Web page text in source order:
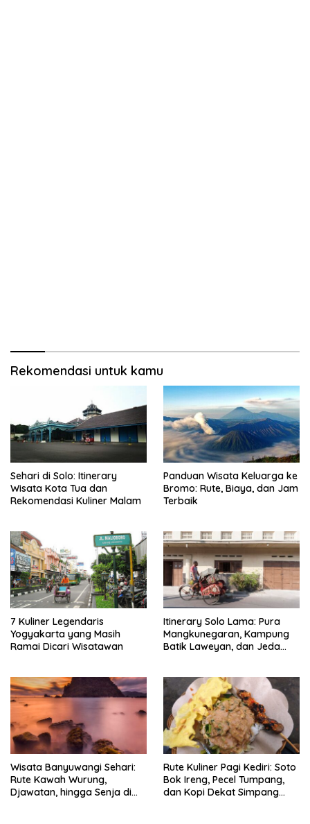
Rekomendasi untuk kamu
Sehari di Solo: Itinerary
Wisata Kota Tua dan
Rekomendasi Kuliner Malam
Panduan Wisata Keluarga ke
Bromo: Rute, Biaya, dan Jam
Terbaik
7 Kuliner Legendaris
Yogyakarta yang Masih
Ramai Dicari Wisatawan
Itinerary Solo Lama: Pura
Mangkunegaran, Kampung
Batik Laweyan, dan Jeda
Wisata Banyuwangi Sehari:
Rute Kawah Wurung,
Djawatan, hingga Senja di
Rute Kuliner Pagi Kediri: Soto
Bok Ireng, Pecel Tumpang,
dan Kopi Dekat Simpang